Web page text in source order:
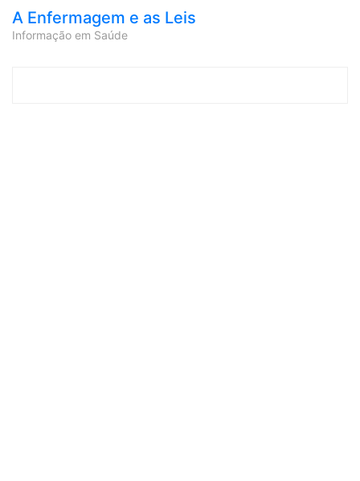
A Enfermagem e as Leis
Informação em Saúde